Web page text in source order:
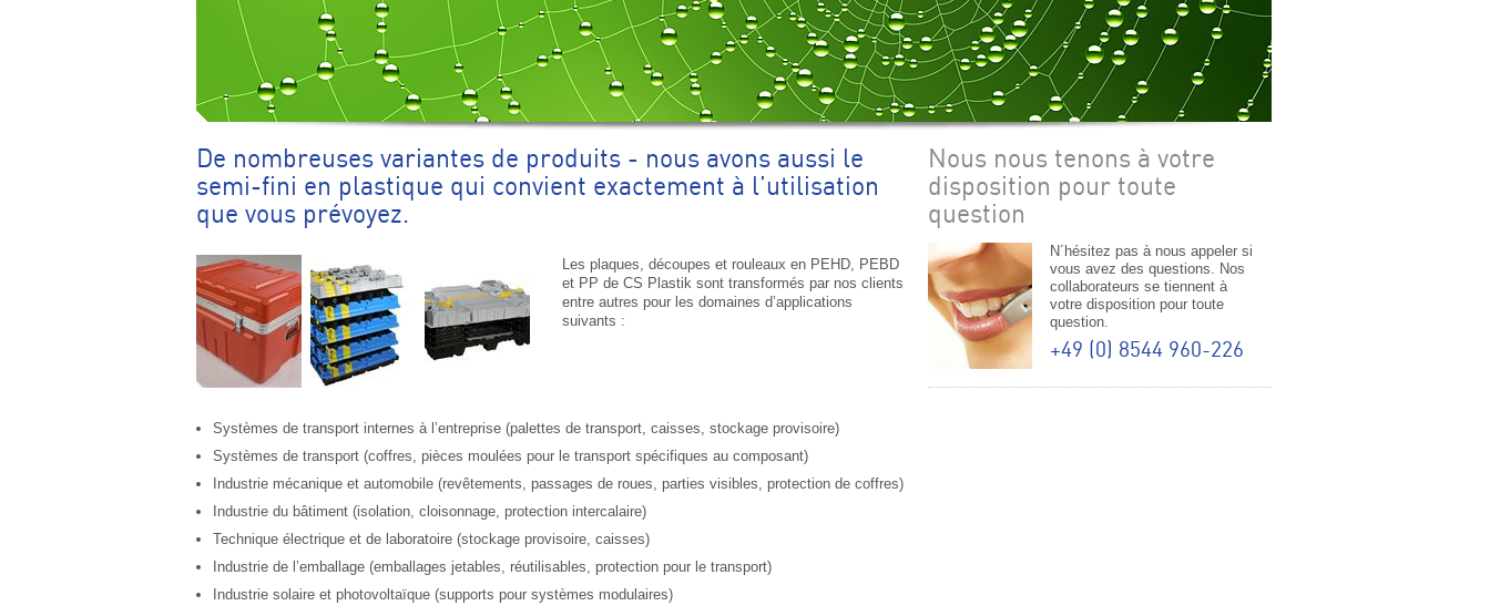
De nombreuses variantes de produits - nous avons aussi le
semi-fini en plastique qui convient exactement à l’utilisation
que vous prévoyez.
Les plaques, découpes et rouleaux en PEHD, PEBD
et PP de CS Plastik sont transformés par nos clients
entre autres pour les domaines d’applications
suivants :
Systèmes de transport internes à l’entreprise (palettes de transport, caisses, stockage provisoire)
Systèmes de transport (coffres, pièces moulées pour le transport spécifiques au composant)
Industrie mécanique et automobile (revêtements, passages de roues, parties visibles, protection de coffres)
Industrie du bâtiment (isolation, cloisonnage, protection intercalaire)
Technique électrique et de laboratoire (stockage provisoire, caisses)
Industrie de l’emballage (emballages jetables, réutilisables, protection pour le transport)
Industrie solaire et photovoltaïque (supports pour systèmes modulaires)
Nous nous tenons à votre
disposition pour toute
question
N´hésitez pas à nous appeler si
vous avez des questions. Nos
collaborateurs se tiennent à
votre disposition pour toute
question.
+49 (0) 8544 960-226